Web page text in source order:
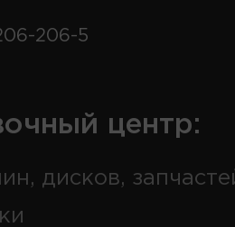
206-5
центр:
дисков,